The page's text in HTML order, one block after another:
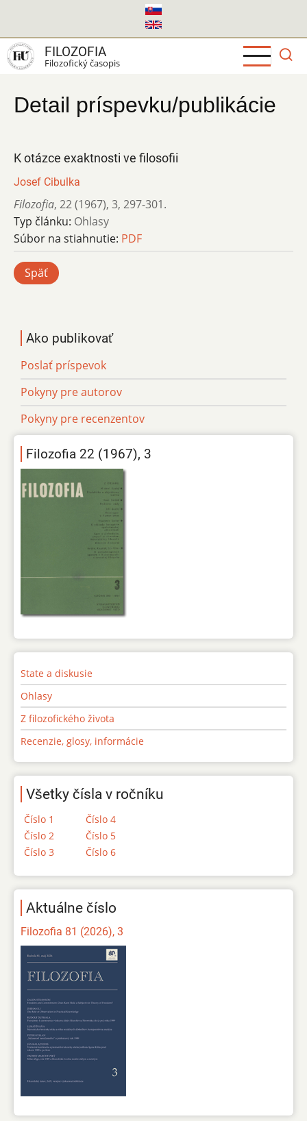
hlavný
obsah
FILOZOFIA
Filozofický časopis
Detail príspevku/publikácie
K otázce exaktnosti ve filosofii
Josef Cibulka
Filozofia, 22 (1967), 3, 297-301.
Typ článku: Ohlasy
Súbor na stiahnutie: PDF
Späť
Ako publikovať
Poslať príspevok
Pokyny pre autorov
Pokyny pre recenzentov
Filozofia 22 (1967), 3
State a diskusie
Ohlasy
Z filozofického života
Recenzie, glosy, informácie
Všetky čísla v ročníku
Číslo 1
Číslo 2
Číslo 3
Číslo 4
Číslo 5
Číslo 6
Aktuálne číslo
Filozofia 81 (2026), 3